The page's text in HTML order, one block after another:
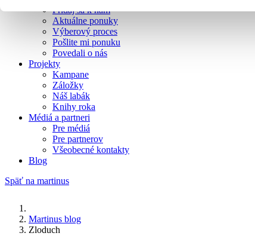
Pridaj sa k nám
Aktuálne ponuky
Výberový proces
Pošlite mi ponuku
Povedali o nás
Projekty
Kampane
Záložky
Náš labák
Knihy roka
Médiá a partneri
Pre médiá
Pre partnerov
Všeobecné kontakty
Blog
Späť na martinus
Martinus blog
Zloduch